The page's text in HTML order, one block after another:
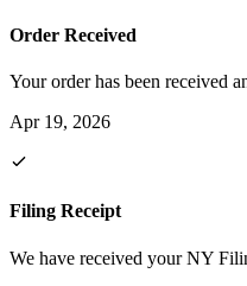
Order Received
Your order has been received
Apr 19, 2026
Filing Receipt
We have received your NY